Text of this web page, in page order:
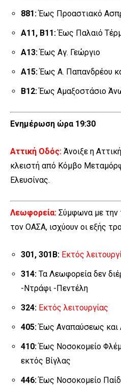
881:Έως Προαστιακό
Α11, Β11:Έως Παλαιό
Α13:Έως Αγ. Γεώργιο
Α15:Έως Α. Παπανδρέου
Β12:Έως Αμαξοστάσιο
Ενημέρωση ώρα 19:30
Αττική Οδός: Άνοιξε η
κλειστή από Κόμβο
Ελευσίνας.
Λεωφορεία: Σύμφωνα με την
τον ΟΑΣΑ, ισχύουν οι εξής
301, 301Β: Εκτός
314: Τα Λεωφορεία δεν
-Ντράφι -Πεντέλη
324: Εκτός λειτουργίας
405:Έως Αναπαύσεως και
410:Έως Νοσοκομείο
εκτός Βίγλας
446:Έως Νοσοκομείο